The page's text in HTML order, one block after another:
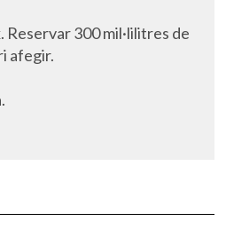
Reservar 300 mil·lilitres de
afegir.